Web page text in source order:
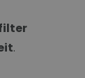
.